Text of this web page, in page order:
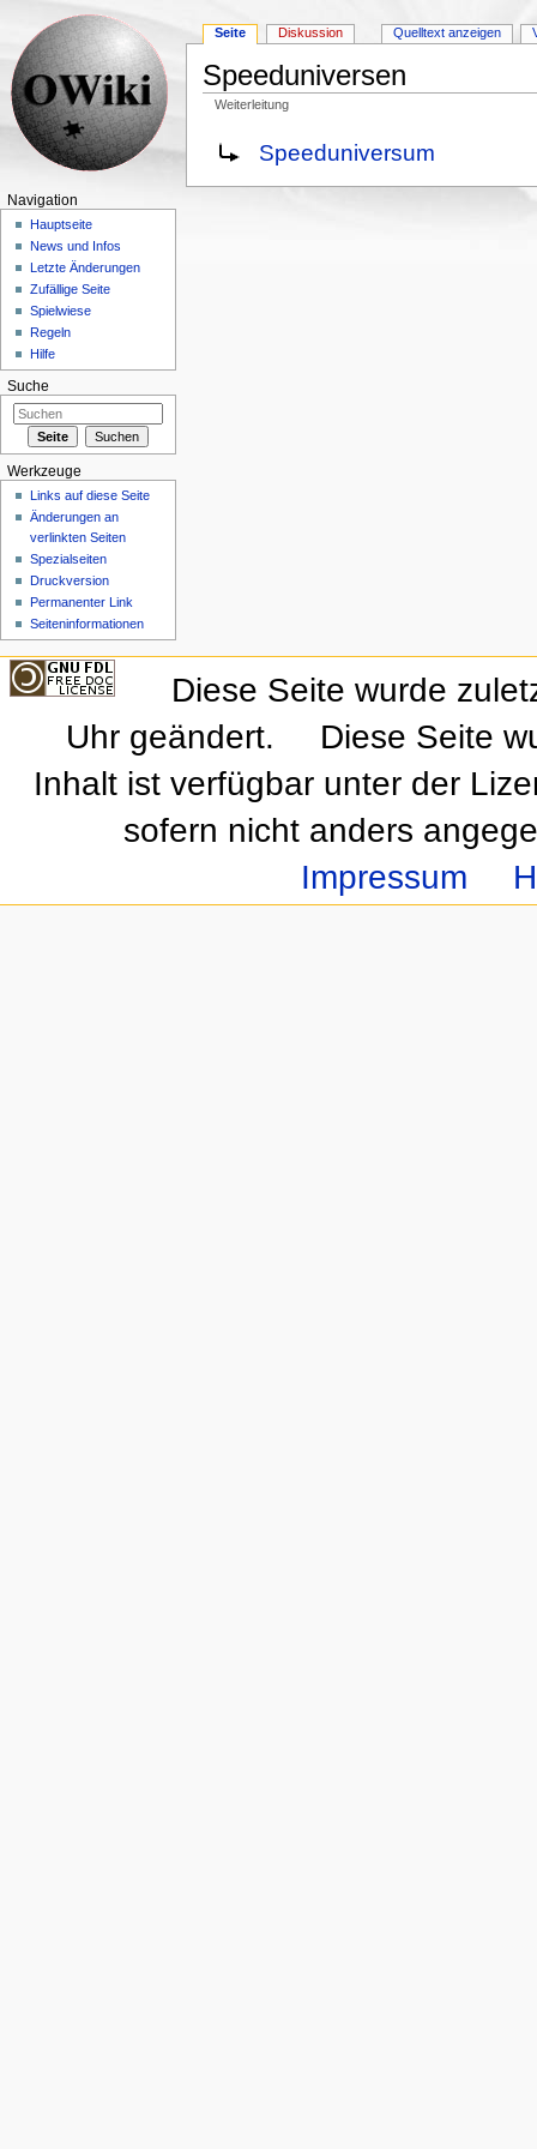
Speeduniversen
Weiterleitung
Weiterleitung nach:
Speeduniversum
Seite Diskussion Quelltext anzeigen
Navigation
Hauptseite
News und Infos
Letzte Änderungen
Zufällige Seite
Spielwiese
Regeln
Hilfe
Suche
Werkzeuge
Links auf diese Seite
Änderungen an
verlinkten Seiten
Spezialseiten
Druckversion
Permanenter Link
Seiteninformationen
Diese Seite wurde
Uhr geändert.
Diese Seite
Inhalt ist verfügbar unter der
sofern nicht anders
Impressum